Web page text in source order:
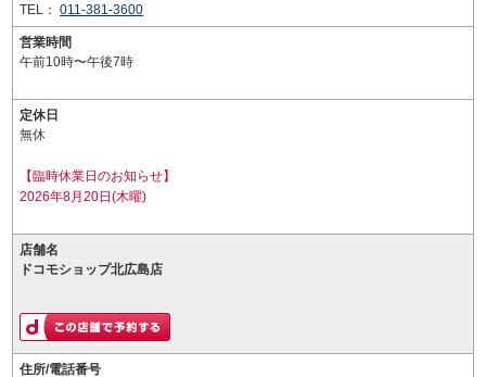
TEL： 011-381-3600
営業時間
午前10時〜午後7時
定休日
無休
【臨時休業日のお知らせ】
2026年8月20日(木曜)
店舗名
ドコモショップ北広島店
住所/電話番号